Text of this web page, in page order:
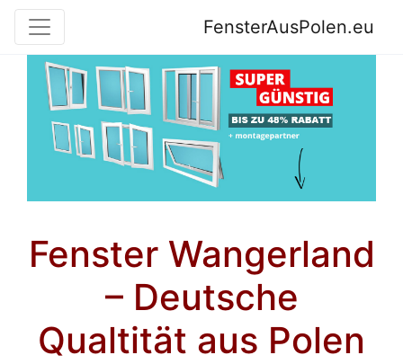
FensterAusPolen.eu
Fenster Wangerland
– Deutsche
Qualtität aus Polen